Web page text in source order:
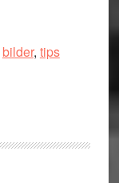
bilder, tips